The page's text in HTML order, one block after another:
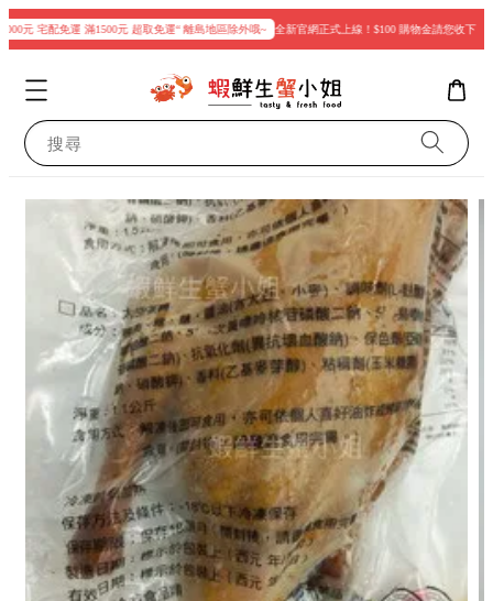
元 宅配免運 滿1500元 超取免運“ 離島地區除外哦~ 全新官網正式上線！$100 購物金請您收下
搜尋